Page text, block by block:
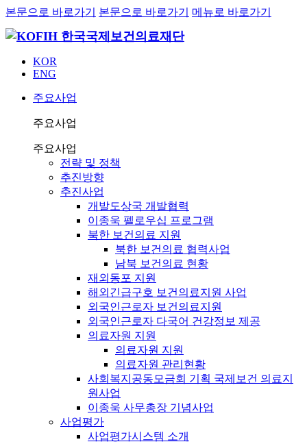
본문으로 바로가기 본문으로 바로가기 메뉴로 바로가기
KOR
ENG
주요사업
주요사업
주요사업
전략 및 정책
추진방향
추진사업
개발도상국 개발협력
이종욱 펠로우십 프로그램
북한 보건의료 지원
북한 보건의료 협력사업
남북 보건의료 현황
재외동포 지원
해외긴급구호 보건의료지원 사업
외국인근로자 보건의료지원
외국인근로자 다국어 건강정보 제공
의료자원 지원
의료자원 지원
의료자원 관리현황
사회복지공동모금회 기획 국제보건 의료지
원사업
이종욱 사무총장 기념사업
사업평가
사업평가시스템 소개